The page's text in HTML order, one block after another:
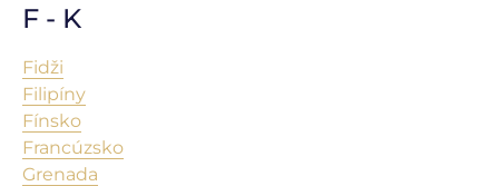
F - K
Fidži
Filipíny
Fínsko
Francúzsko
Grenada